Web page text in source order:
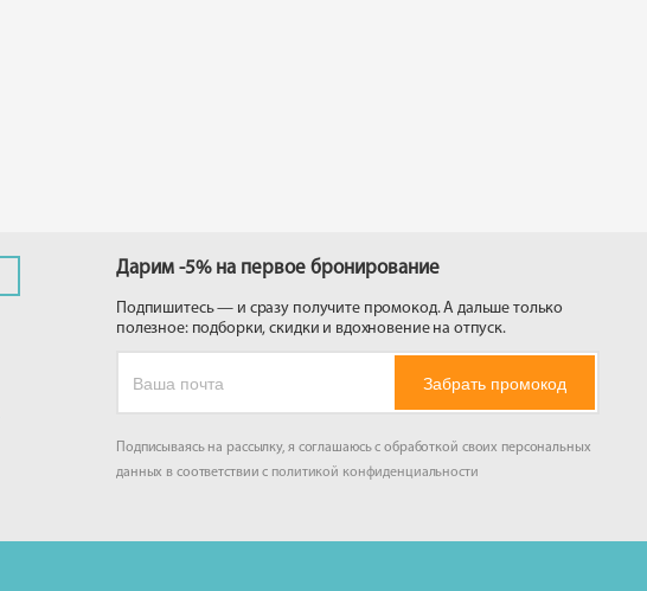
Дарим -5% на первое бронирование
Подпишитесь — и сразу получите промокод. А дальше только
полезное: подборки, скидки и вдохновение на отпуск.
Забрать промокод
Подписываясь на рассылку, я соглашаюсь с обработкой своих персональных
данных в соответствии с политикой конфиденциальности